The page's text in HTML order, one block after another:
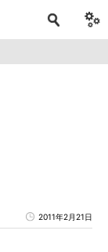
2011年2月21日